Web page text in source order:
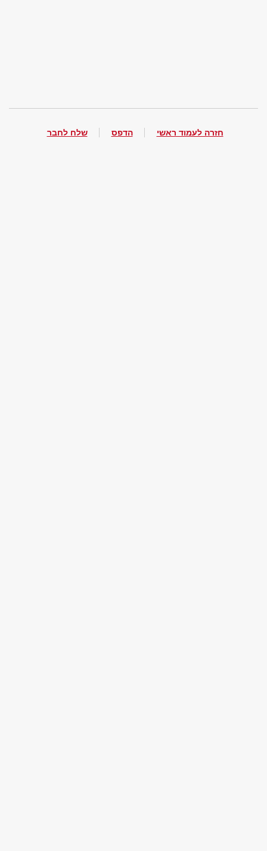
חזרה לעמוד ראשי הדפס שלח לחבר